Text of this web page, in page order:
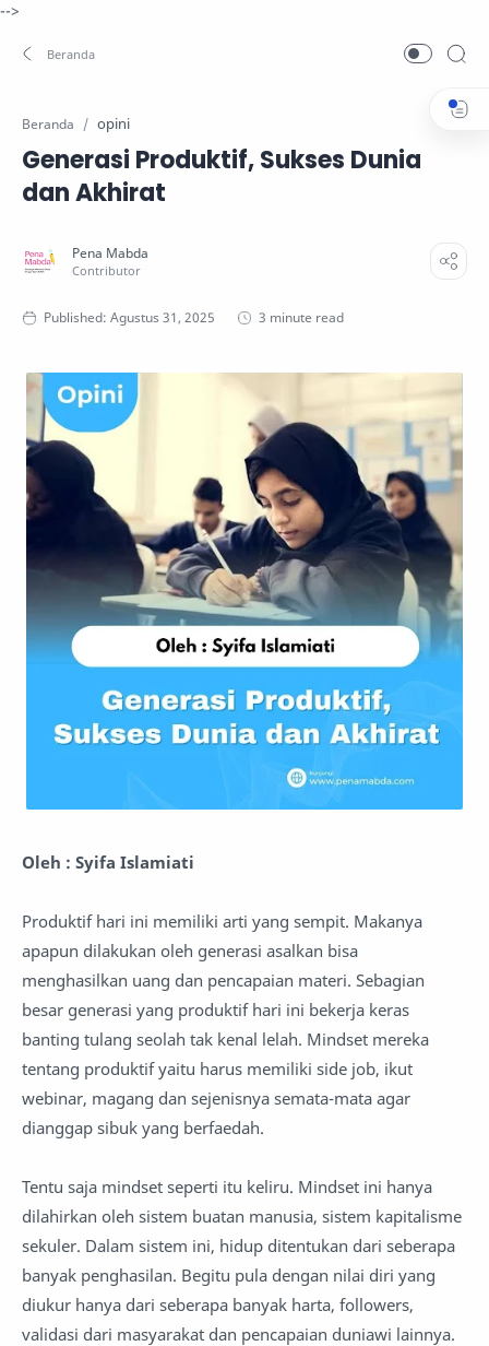
-->
Beranda opini
Generasi Produktif, Sukses Dunia
dan Akhirat
3 minute read
Oleh : Syifa Islamiati
Produktif hari ini memiliki arti yang sempit. Makanya
apapun dilakukan oleh generasi asalkan bisa
menghasilkan uang dan pencapaian materi. Sebagian
besar generasi yang produktif hari ini bekerja keras
banting tulang seolah tak kenal lelah. Mindset mereka
tentang produktif yaitu harus memiliki side job, ikut
webinar, magang dan sejenisnya semata-mata agar
dianggap sibuk yang berfaedah.
Tentu saja mindset seperti itu keliru. Mindset ini hanya
dilahirkan oleh sistem buatan manusia, sistem kapitalisme
sekuler. Dalam sistem ini, hidup ditentukan dari seberapa
banyak penghasilan. Begitu pula dengan nilai diri yang
diukur hanya dari seberapa banyak harta, followers,
validasi dari masyarakat dan pencapaian duniawi lainnya.